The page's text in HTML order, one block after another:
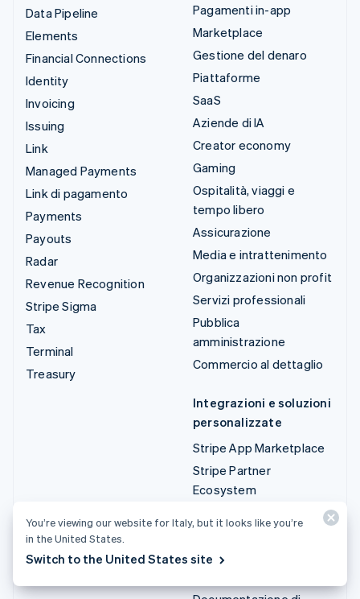
Data Pipeline
Elements
Financial Connections
Identity
Invoicing
Issuing
Link
Managed Payments
Link di pagamento
Payments
Payouts
Radar
Revenue Recognition
Stripe Sigma
Tax
Terminal
Treasury
Pagamenti in-app
Marketplace
Gestione del denaro
Piattaforme
SaaS
Aziende di IA
Creator economy
Gaming
Ospitalità, viaggi e
tempo libero
Assicurazione
Media e intrattenimento
Organizzazioni non profit
Servizi professionali
Pubblica
amministrazione
Commercio al dettaglio
Integrazioni e soluzioni
personalizzate
Stripe App Marketplace
Stripe Partner
Ecosystem
You’re viewing our website for Italy, but it looks like you’re
in the United States.
Switch to the United States site